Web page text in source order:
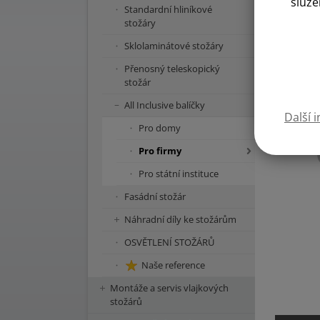
Další
Standardní hliníkové
stožáry
Sklolaminátové stožáry
Přenosný teleskopický
stožár
All Inclusive balíčky
Pro domy
Pro firmy
Pro státní instituce
Fasádní stožár
Náhradní díly ke stožárům
OSVĚTLENÍ STOŽÁRŮ
Naše reference
Montáže a servis vlajkových
stožárů